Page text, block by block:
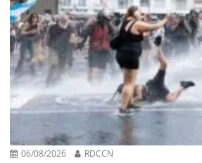
06/08/2026 RDCCN